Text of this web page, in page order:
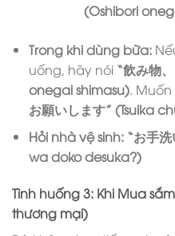
(Oshibori
Trong khi dùng bữa:
uống, hãy nói “飲み物
onegai shimasu).
お願いします” (Tsuika
Hỏi nhà vệ sinh: “お手
wa doko desuka?)
Tình huống 3: Khi Mua
thương mại)